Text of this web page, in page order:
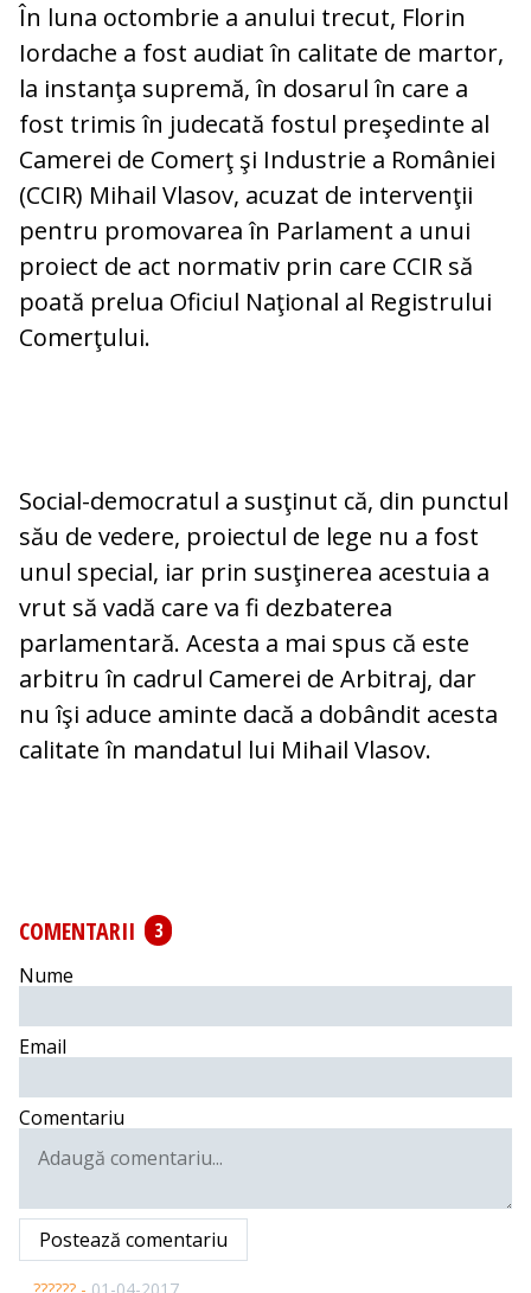
În luna octombrie a anului trecut, Florin
Iordache a fost audiat în calitate de martor,
la instanţa supremă, în dosarul în care a
fost trimis în judecată fostul preşedinte al
Camerei de Comerţ şi Industrie a României
(CCIR) Mihail Vlasov, acuzat de intervenţii
pentru promovarea în Parlament a unui
proiect de act normativ prin care CCIR să
poată prelua Oficiul Naţional al Registrului
Comerţului.
Social-democratul a susţinut că, din punctul
său de vedere, proiectul de lege nu a fost
unul special, iar prin susţinerea acestuia a
vrut să vadă care va fi dezbaterea
parlamentară. Acesta a mai spus că este
arbitru în cadrul Camerei de Arbitraj, dar
nu îşi aduce aminte dacă a dobândit acesta
calitate în mandatul lui Mihail Vlasov.
COMENTARII
3
Nume
Email
Comentariu
Postează comentariu